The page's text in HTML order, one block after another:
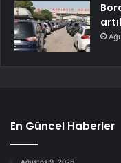
En Güncel Haberler